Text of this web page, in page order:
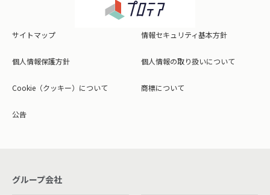
サイトマップ 情報セキュリティ基本方針
個人情報保護方針 個人情報の取り扱いについて
Cookie（クッキー）について 商標について
公告
グループ会社